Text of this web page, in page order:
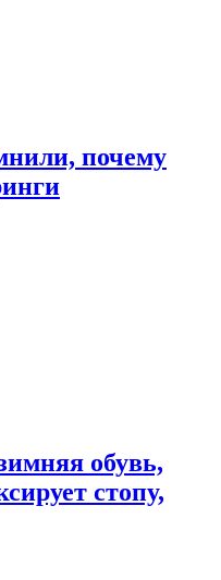
почему
обувь,
стопу,